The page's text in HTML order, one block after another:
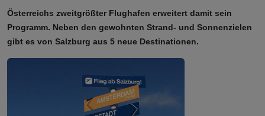
Österreichs zweitgrößter Flughafen erweitert damit sein
Programm. Neben den gewohnten Strand- und Sonnenzielen
gibt es von Salzburg aus 5 neue Destinationen.